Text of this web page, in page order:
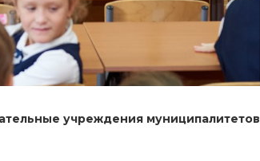
учреждения муниципалитетов